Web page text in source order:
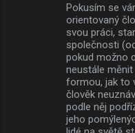
Pokusím se
orientovaný
svou práci,
společnosti
pokud možno
neustále měnit
formou, jak to
člověk
podle něj
jeho